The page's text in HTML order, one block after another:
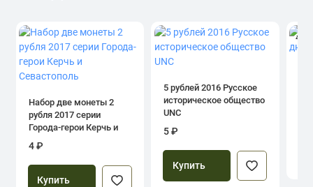
Набор две монеты 2
рубля 2017 серии
Города-герои Керчь и
4 ₽
Купить
5 рублей 2016 Русское
историческое общество
UNC
5 ₽
Купить
4.0